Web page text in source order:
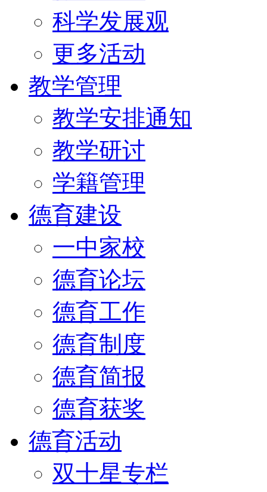
科学发展观
更多活动
教学管理
教学安排通知
教学研讨
学籍管理
德育建设
一中家校
德育论坛
德育工作
德育制度
德育简报
德育获奖
德育活动
双十星专栏